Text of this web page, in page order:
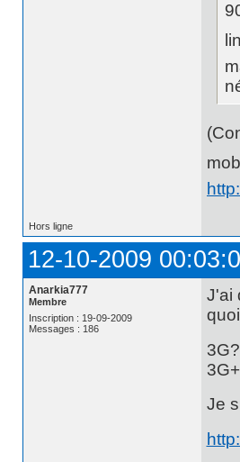
Hors ligne
12-10-2009
Anarkia777
Membre
Inscription : 19-09-2009
Messages : 186
J'ai
3G?
Je